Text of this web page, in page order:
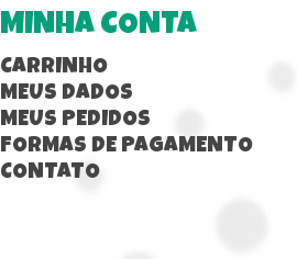
MINHA CONTA
CARRINHO
MEUS DADOS
MEUS PEDIDOS
FORMAS DE PAGAMENTO
CONTATO